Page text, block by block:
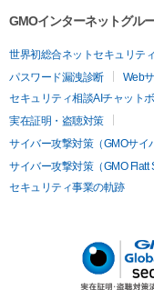
GMOインターネットグル
世界初総合ネットセキュリテ
パスワード漏洩診断
Web
セキュリティ相談AIチャット
実在証明・盗聴対策
サイバー攻撃対策（GMOサイ
サイバー攻撃対策（GMO Flatt
セキュリティ事業の軌跡